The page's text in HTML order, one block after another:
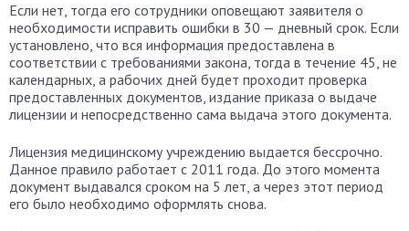
Если нет, тогда его сотрудники оповещают заявителя о
необходимости исправить ошибки в 30 — дневный срок. Если
установлено, что вся информация предоставлена в
соответствии с требованиями закона, тогда в течение 45, не
календарных, а рабочих дней будет проходит проверка
предоставленных документов, издание приказа о выдаче
лицензии и непосредственно сама выдача этого документа.
Лицензия медицинскому учреждению выдается бессрочно.
Данное правило работает с 2011 года. До этого момента
документ выдавался сроком на 5 лет, а через этот период
его было необходимо оформлять снова.